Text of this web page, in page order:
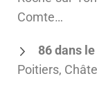
Comte…
86 dans
Poitiers,